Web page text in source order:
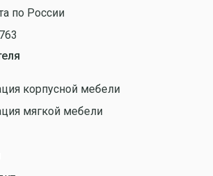
по России
корпусной мебели
мягкой мебели